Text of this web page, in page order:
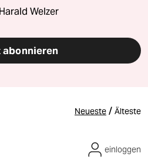
Welzer
Neueste / Älteste
einloggen